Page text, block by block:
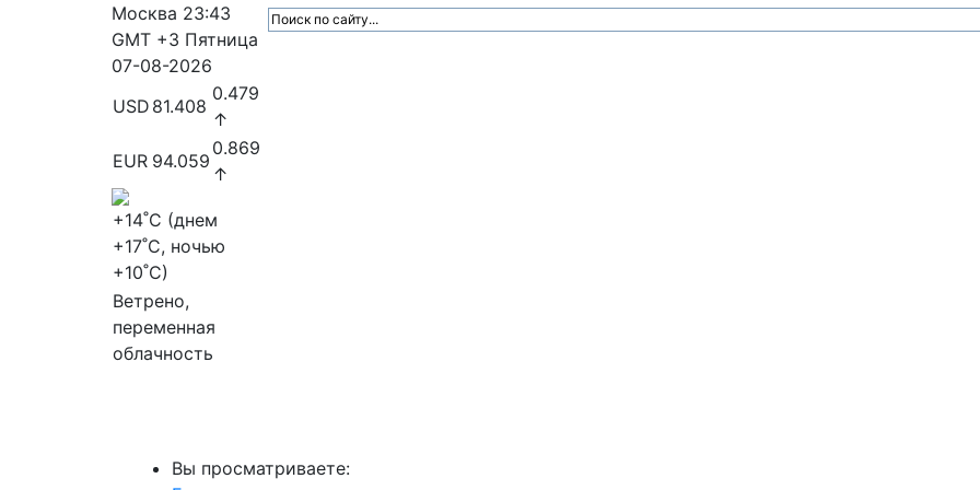
Москва 23:43
GMT +3 Пятница
07-08-2026
USD 81.408
0.479
↑
EUR 94.059
0.869
↑
+14˚C (днем
+17˚C, ночью
+10˚C)
Ветрено,
переменная
облачность
Вы просматриваете: